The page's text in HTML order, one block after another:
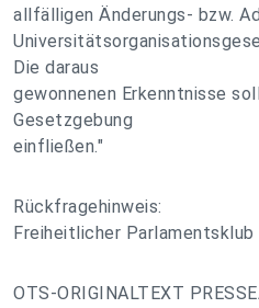
allfälligen Änderungs- bzw.
Die daraus
gewonnenen Erkenntnisse
Gesetzgebung
einfließen."
Rückfragehinweis:
Freiheitlicher Parlamentsklub
OTS-ORIGINALTEXT